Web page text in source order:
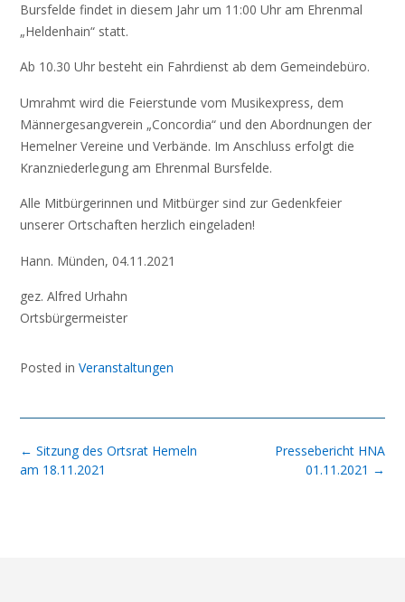
Bursfelde findet in diesem Jahr um 11:00 Uhr am Ehrenmal
„Heldenhain“ statt.
Ab 10.30 Uhr besteht ein Fahrdienst ab dem Gemeindebüro.
Umrahmt wird die Feierstunde vom Musikexpress, dem
Männergesangverein „Concordia“ und den Abordnungen der
Hemelner Vereine und Verbände. Im Anschluss erfolgt die
Kranzniederlegung am Ehrenmal Bursfelde.
Alle Mitbürgerinnen und Mitbürger sind zur Gedenkfeier
unserer Ortschaften herzlich eingeladen!
Hann. Münden, 04.11.2021
gez. Alfred Urhahn
Ortsbürgermeister
Posted in Veranstaltungen
Post
navigation
Pressebericht HNA
01.11.2021 →
← Sitzung des Ortsrat Hemeln
am 18.11.2021